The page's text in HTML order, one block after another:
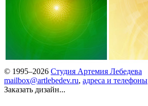
© 1995–2026 Студия Артемия Лебедева
mailbox@artlebedev.ru, адреса и телефоны
Заказать дизайн...